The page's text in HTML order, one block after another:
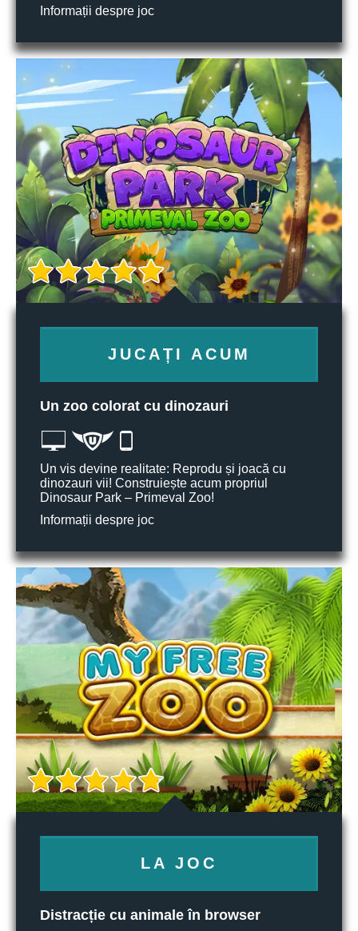
Informații despre joc
JUCAȚI ACUM
Un zoo colorat cu dinozauri
Un vis devine realitate: Reprodu și joacă cu
dinozauri vii! Construiește acum propriul
Dinosaur Park – Primeval Zoo!
Informații despre joc
LA JOC
Distracție cu animale în browser